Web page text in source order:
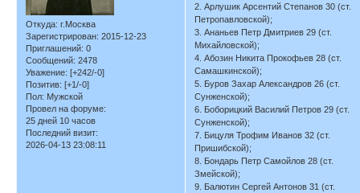
Откуда: г.Москва
Зарегистрирован: 2015-12-23
Приглашений: 0
Сообщений: 2478
Уважение: [+242/-0]
Позитив: [+1/-0]
Пол: Мужской
Провел на форуме:
25 дней 10 часов
Последний визит:
2026-04-13 23:08:11
2. Арлушик Арсентий Степанов 30 (ст.
Петропавловской);
3. Ананьев Петр Дмитриев 29 (ст.
Михайловской);
4. Абозин Никита Прокофьев 28 (ст.
Самашкинской);
5. Буров Захар Александров 26 (ст.
Сунженской);
6. Боборицкий Василий Петров 29 (ст.
Сунженской);
7. Бицуля Трофим Иванов 32 (ст.
Пришибской);
8. Бондарь Петр Самойлов 28 (ст.
Змейской);
9. Балютин Сергей Антонов 31 (ст.